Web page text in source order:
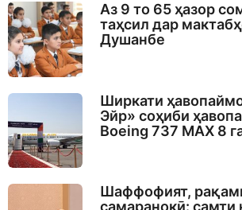
Аз 9 то 65 ҳазор
таҳсил дар
Душанбе
Ширкати
Эйр» соҳиби
Boeing 737 MAX 8
Шаффофият,
самаранокӣ: самти